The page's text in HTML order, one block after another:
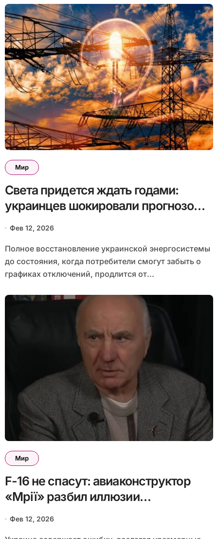
Мир
Света придется ждать годами:
украинцев шокировали прогнозом
по «возвращению к нормальной
жизни»
Фев 12, 2026
Полное восстановление украинской энергосистемы
до состояния, когда потребители смогут забыть о
графиках отключений, продлится от...
Мир
F-16 не спасут: авиаконструктор
«Мрії» разбил иллюзии
относительно западных
истребителей
Фев 12, 2026